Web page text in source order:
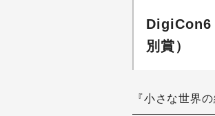
DigiCon6
別賞）
『小さな世界